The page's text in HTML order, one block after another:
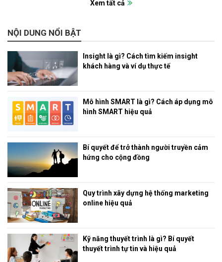
Xem tất cả
NỘI DUNG NỔI BẬT
Insight là gì? Cách tìm kiếm insight
khách hàng và ví dụ thực tế
Mô hình SMART là gì? Cách áp dụng mô
hình SMART hiệu quả
Bí quyết để trở thành người truyền cảm
hứng cho cộng đồng
Quy trình xây dựng hệ thống marketing
online hiệu quả
Kỹ năng thuyết trình là gì? Bí quyết
thuyết trình tự tin và hiệu quả